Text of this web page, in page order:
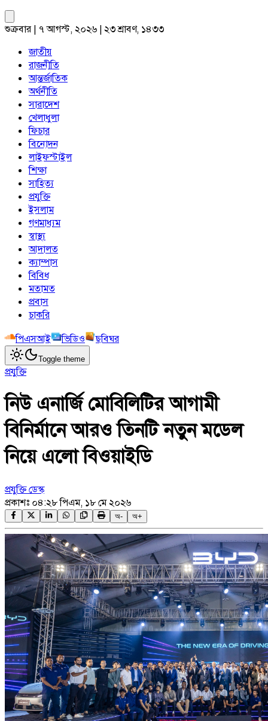
শুক্রবার | ৭ আগস্ট, ২০২৬ | ২৩ শ্রাবণ, ১৪৩৩
জাতীয়
রাজনীতি
আন্তর্জাতিক
অর্থনীতি
সারাদেশ
খেলাধুলা
ফিচার
বিনোদন
লাইফস্টাইল
শিক্ষা
সাহিত্য
প্রযুক্তি
ইসলাম
গণমাধ্যম
স্বাস্থ্য
আদালত
ক্যাম্পাস
বিবিধ
মতামত
প্রবাস
চাকরি
পিএসআই
ভিডিও ছবিঘর
Toggle theme
প্রযুক্তি
নিউ এনার্জি মোবিলিটির আগামী
বিনির্মানে আরও তিনটি নতুন মডেল
নিয়ে এলো বিওয়াইডি
প্রযুক্তি ডেস্ক
প্রকাশঃ ০৪:২৮ পিএম, ১৮ মে ২০২৬
অ- অ+